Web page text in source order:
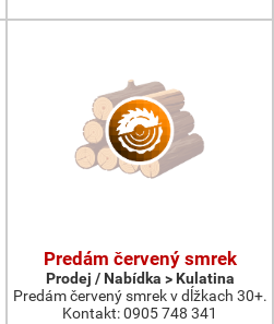
Predám červený smrek
Prodej / Nabídka > Kulatina
Predám červený smrek v dĺžkach 30+.
Kontakt: 0905 748 341